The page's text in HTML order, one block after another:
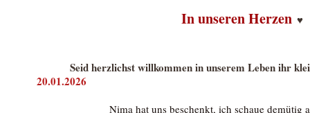
In unseren Herzen ♥️
Seid herzlichst willkommen in unserem Leben ihr
20.01.2026
Nima hat uns beschenkt, ich schaue demütig